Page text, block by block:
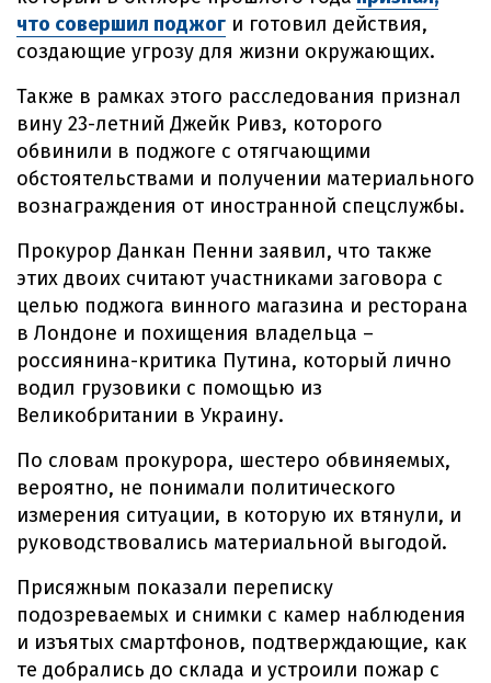
что совершил поджог и готовил действия,
создающие угрозу для жизни окружающих.
Также в рамках этого расследования признал
вину 23-летний Джейк Ривз, которого
обвинили в поджоге с отягчающими
обстоятельствами и получении материального
вознаграждения от иностранной спецслужбы.
Прокурор Данкан Пенни заявил, что также
этих двоих считают участниками заговора с
целью поджога винного магазина и ресторана
в Лондоне и похищения владельца –
россиянина-критика Путина, который лично
водил грузовики с помощью из
Великобритании в Украину.
По словам прокурора, шестеро обвиняемых,
вероятно, не понимали политического
измерения ситуации, в которую их втянули, и
руководствовались материальной выгодой.
Присяжным показали переписку
подозреваемых и снимки с камер наблюдения
и изъятых смартфонов, подтверждающие, как
те добрались до склада и устроили пожар с